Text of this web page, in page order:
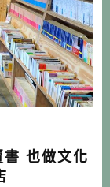
也做文化